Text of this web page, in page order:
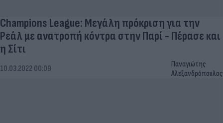
Champions League: Μεγάλη πρόκριση για την
Ρεάλ με ανατροπή κόντρα στην Παρί - Πέρασε και
η Σίτι
10.03.2022 00:09
Παναγιώτης
Αλεξανδρόπουλος